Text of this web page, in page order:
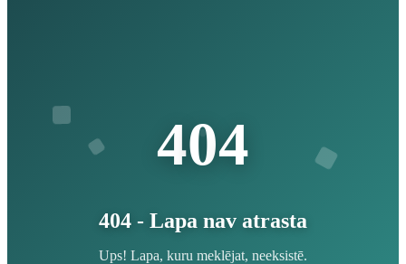
404
404 - Lapa nav atrasta
Ups! Lapa, kuru meklējat, neeksistē.